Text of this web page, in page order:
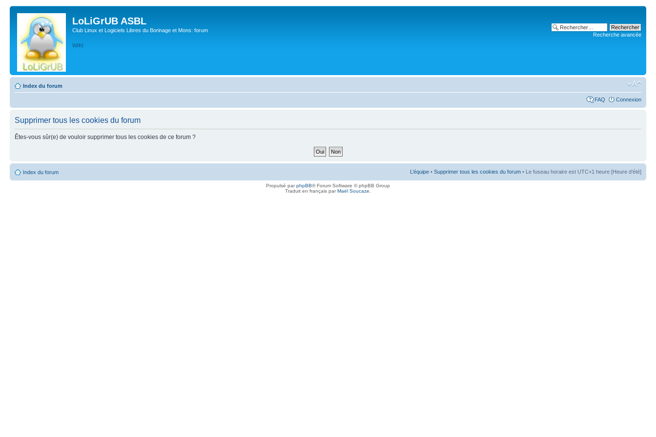
LoLiGrUB ASBL
Club Linux et Logiciels Libres du Borinage et Mons: forum
WIKI
Recherche avancée
Index du forum
FAQ Connexion
Supprimer tous les cookies du forum
Êtes-vous sûr(e) de vouloir supprimer tous les cookies de ce forum ?
Index du forum L’équipe • Supprimer tous les cookies du forum • Le fuseau horaire est UTC+1 heure [Heure d’été]
Propulsé parphpBB® Forum Software © phpBB Group
Traduit en français parMaël Soucaze